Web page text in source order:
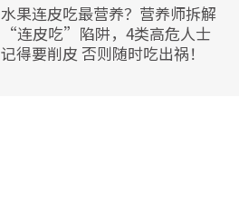
水果连皮吃最营养？营养师拆解
“连皮吃”陷阱，4类高危人士
记得要削皮 否则随时吃出祸！